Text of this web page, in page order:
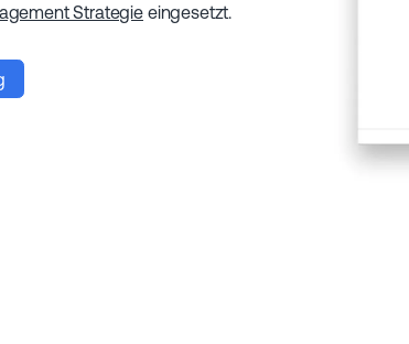
Strategieeingesetzt.